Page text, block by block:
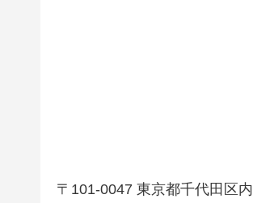
〒101-0047 東京都千代田区